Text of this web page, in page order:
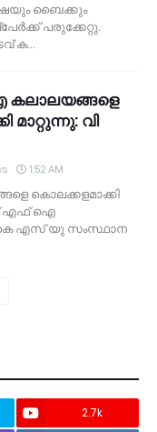
ബൈക്കും
പരുക്കേറ്റു.
ക…
മാറ്റുന്നു: വി
1:52 AM
കൊലക്കളമാക്കി
എഫ് ഐ
എസ് യു സംസ്ഥാന
2.7k